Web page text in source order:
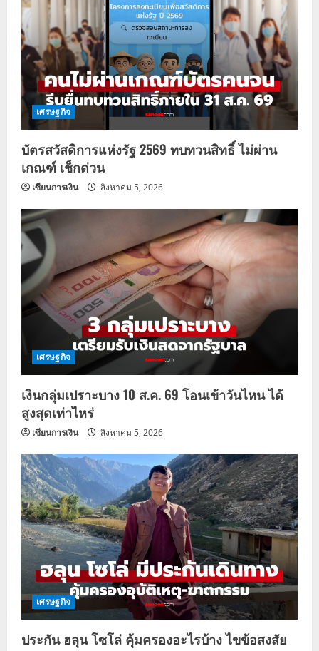
เศรษฐกิจ
บัตรสวัสดิการแห่งรัฐ 2569 ทบทวนสิทธิ์ ไม่ผ่าน
เกณฑ์ เช็กด่วน
เซียนการเงิน สิงหาคม 5, 2026
เศรษฐกิจ
เงินกลุ่มเปราะบาง 10 ส.ค. 69 โอนเข้าวันไหน ได้
สูงสุดเท่าไหร่
เซียนการเงิน สิงหาคม 5, 2026
เศรษฐกิจ
ประกัน ฮลุน โซโล่ คุ้มครองอะไรบ้าง ไขข้อสงสัย